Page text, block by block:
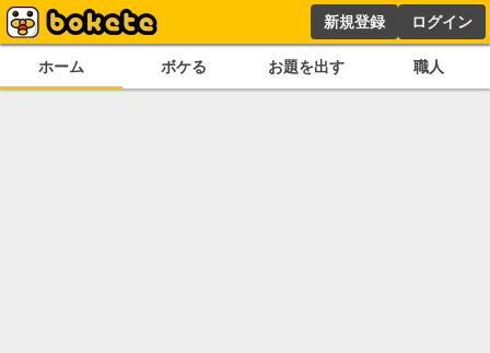
新規登録 ログイン
ホーム ボケる お題を出す 職人